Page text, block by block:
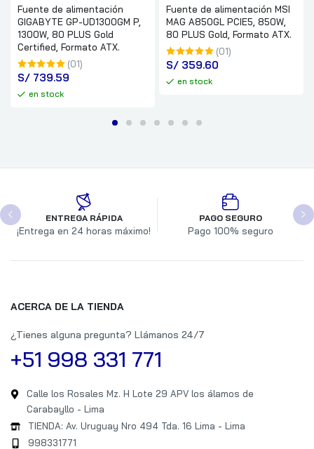
Fuente de alimentación
GIGABYTE GP-UD1300GM P,
1300W, 80 PLUS Gold
Certified, Formato ATX.
(01)
S/ 739.59
en stock
Fuente de alimentación MSI
MAG A850GL PCIE5, 850W,
80 PLUS Gold, Formato ATX.
(01)
S/ 359.60
en stock
ENTREGA RÁPIDA
¡Entrega en 24 horas máximo!
PAGO SEGURO
Pago 100% seguro
ACERCA DE LA TIENDA
¿Tienes alguna pregunta? Llámanos 24/7
+51 998 331 771
Calle los Rosales Mz. H Lote 29 APV los álamos de
Carabayllo - Lima
TIENDA: Av. Uruguay Nro 494 Tda. 16 Lima - Lima
998331771